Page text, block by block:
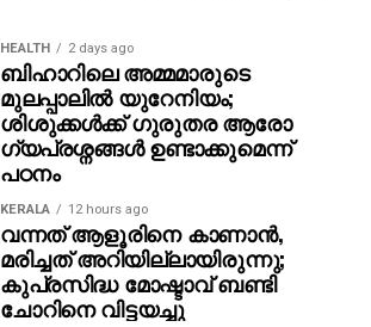
HEALTH 2 days ago
ബിഹാറിലെ അമ്മമാരുടെ
മുലപ്പാലിൽ യുറേനിയം;
ശിശുക്കൾക്ക് ​ഗുരുതര ആരോ​
ഗ്യപ്രശ്നങ്ങൾ ഉണ്ടാക്കുമെന്ന്
പഠനം
KERALA 12 hours ago
വന്നത് ആളൂരിനെ കാണാന്‍,
മരിച്ചത് അറിയില്ലായിരുന്നു;
കുപ്രസിദ്ധ മോഷ്ടാവ് ബണ്ടി
ചോറിനെ വിട്ടയച്ചു